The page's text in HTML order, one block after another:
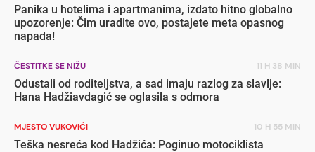
Panika u hotelima i apartmanima, izdato hitno globalno
upozorenje: Čim uradite ovo, postajete meta opasnog
napada!
ČESTITKE SE NIŽU 11 H 38 MIN
Odustali od roditeljstva, a sad imaju razlog za slavlje:
Hana Hadžiavdagić se oglasila s odmora
MJESTO VUKOVIĆI 10 H 55 MIN
Teška nesreća kod Hadžića: Poginuo motociklista